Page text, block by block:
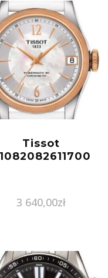
Tissot
3 640,00zł